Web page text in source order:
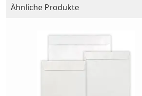
Ähnliche Produkte